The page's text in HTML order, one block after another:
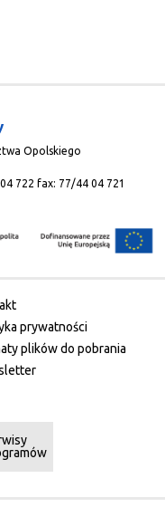
Opolskiego
722 fax: 77/44 04 721
prywatności
plików do pobrania